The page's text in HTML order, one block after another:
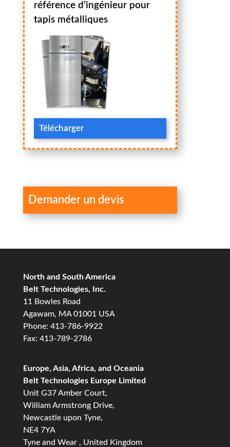
référence d’ingénieur pour
tapis métalliques
Télécharger
Demander un devis
North and South America
Belt Technologies, Inc.
11 Bowles Road
Agawam, MA 01001 USA
Phone: 413-786-9922
Fax: 413-789-2786
Europe, Asia, Africa, and Oceania
Belt Technologies Europe Limited
Unit G37 Amber Court,
William Armstrong Drive,
Newcastle upon Tyne,
NE4 7YA
Tyne and Wear , United Kingdom